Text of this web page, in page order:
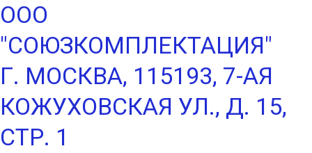
ООО
"СОЮЗКОМПЛЕКТАЦИЯ"
Г. МОСКВА, 115193, 7-АЯ
КОЖУХОВСКАЯ УЛ., Д. 15,
СТР. 1